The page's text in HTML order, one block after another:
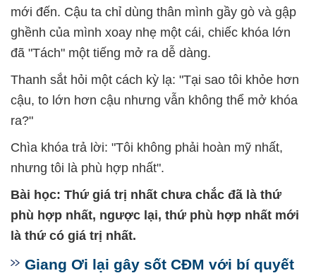
mới đến. Cậu ta chỉ dùng thân mình gầy gò và gập
ghềnh của mình xoay nhẹ một cái, chiếc khóa lớn
đã "Tách" một tiếng mở ra dễ dàng.
Thanh sắt hỏi một cách kỳ lạ: "Tại sao tôi khỏe hơn
cậu, to lớn hơn cậu nhưng vẫn không thể mở khóa
ra?"
Chìa khóa trả lời: "Tôi không phải hoàn mỹ nhất,
nhưng tôi là phù hợp nhất".
Bài học: Thứ giá trị nhất chưa chắc đã là thứ
phù hợp nhất, ngược lại, thứ phù hợp nhất mới
là thứ có giá trị nhất.
Giang Ơi lại gây sốt CĐM với bí quyết